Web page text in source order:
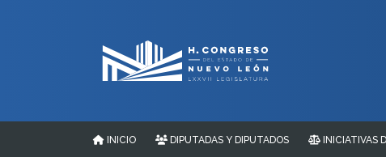
INICIO DIPUTADAS Y DIPUTADOS INICIATIVAS